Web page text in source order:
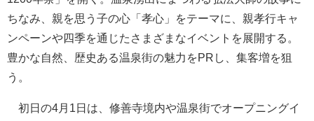
ちなみ、親を思う子の心「孝心」をテーマに、親孝行キャ
ンペーンや四季を通じたさまざまなイベントを展開する。
豊かな自然、歴史ある温泉街の魅力をPRし、集客増を狙
う。
初日の4月1日は、修善寺境内や温泉街でオープニングイ